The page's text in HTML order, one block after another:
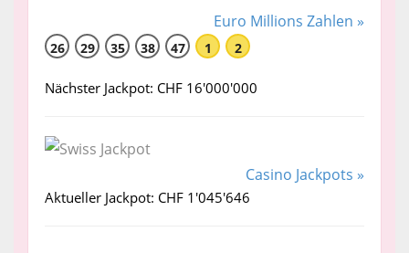
Euro Millions Zahlen »
26 29 35 38 47 1 2
Nächster Jackpot: CHF 16'000'000
Casino Jackpots »
Aktueller Jackpot: CHF 1'045'646